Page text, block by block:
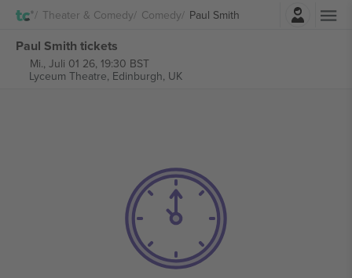
Theater & Comedy Comedy Paul Smith
Einloggen
Paul Smith tickets
Mi., Juli 01 26, 19:30 BST
Lyceum Theatre, Edinburgh, UK